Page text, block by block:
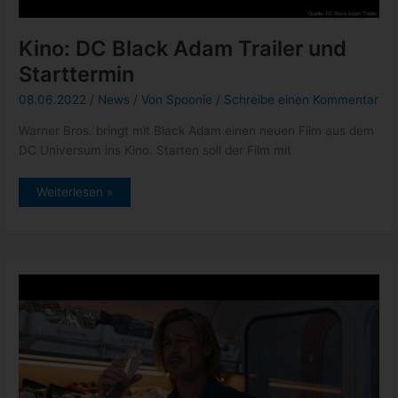
Kino: DC Black Adam Trailer und
Starttermin
08.06.2022 / News / Von Spoonie / Schreibe einen Kommentar
Warner Bros. bringt mit Black Adam einen neuen Film aus dem
DC Universum ins Kino. Starten soll der Film mit
Kino:
Weiterlesen »